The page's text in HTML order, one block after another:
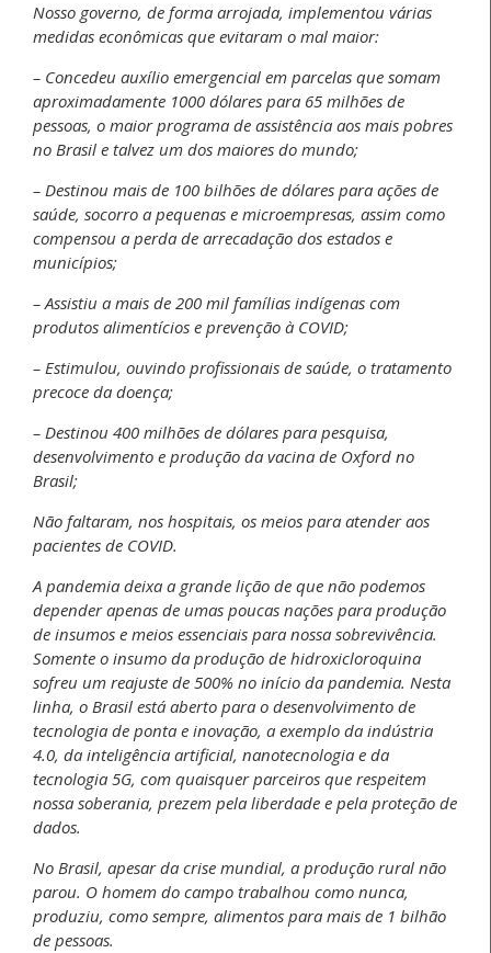
Nosso governo, de forma arrojada, implementou várias
medidas econômicas que evitaram o mal maior:
– Concedeu auxílio emergencial em parcelas que somam
aproximadamente 1000 dólares para 65 milhões de
pessoas, o maior programa de assistência aos mais pobres
no Brasil e talvez um dos maiores do mundo;
– Destinou mais de 100 bilhões de dólares para ações de
saúde, socorro a pequenas e microempresas, assim como
compensou a perda de arrecadação dos estados e
municípios;
– Assistiu a mais de 200 mil famílias indígenas com
produtos alimentícios e prevenção à COVID;
– Estimulou, ouvindo profissionais de saúde, o tratamento
precoce da doença;
– Destinou 400 milhões de dólares para pesquisa,
desenvolvimento e produção da vacina de Oxford no
Brasil;
Não faltaram, nos hospitais, os meios para atender aos
pacientes de COVID.
A pandemia deixa a grande lição de que não podemos
depender apenas de umas poucas nações para produção
de insumos e meios essenciais para nossa sobrevivência.
Somente o insumo da produção de hidroxicloroquina
sofreu um reajuste de 500% no início da pandemia. Nesta
linha, o Brasil está aberto para o desenvolvimento de
tecnologia de ponta e inovação, a exemplo da indústria
4.0, da inteligência artificial, nanotecnologia e da
tecnologia 5G, com quaisquer parceiros que respeitem
nossa soberania, prezem pela liberdade e pela proteção de
dados.
No Brasil, apesar da crise mundial, a produção rural não
parou. O homem do campo trabalhou como nunca,
produziu, como sempre, alimentos para mais de 1 bilhão
de pessoas.